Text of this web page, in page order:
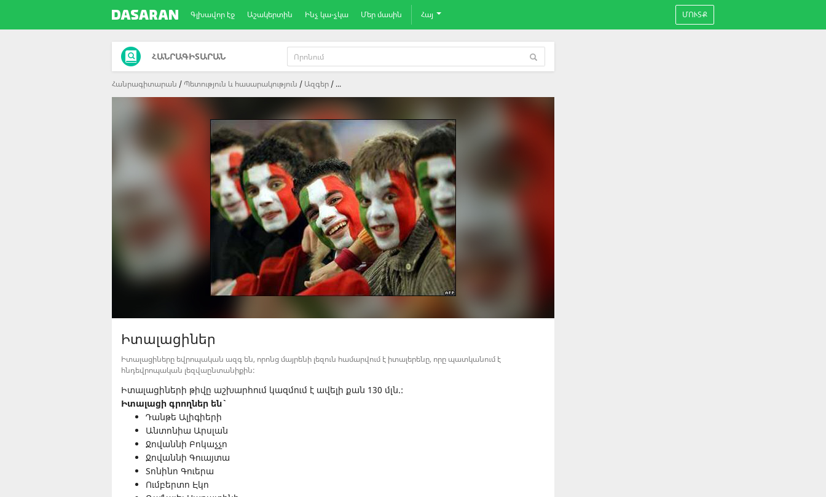
Գլխավոր էջ Աշակերտին Ինչ կա-չկա Մեր մասին Հայ ՄՈՒՏՔ
ՀԱՆՐԱԳԻՏԱՐԱՆ
Հանրագիտարան Պետություն և հասարակություն Ազգեր ...
Իտալացիներ
Իտալացիները եվրոպական ազգ են, որոնց մայրենի լեզուն համարվում է իտալերենը, որը պատկանում է
հնդեվրոպական լեզվաընտանիքին:
Իտալացիների թիվը աշխարհում կազմում է ավելի քան 130 մլն.:
Իտալացի գրողներ են`
Դանթե Ալիգիերի
Անտոնիա Արսլան
Ջովաննի Բոկաչչո
Ջովաննի Գուայտա
Տոնինո Գուերա
Ումբերտո Էկո